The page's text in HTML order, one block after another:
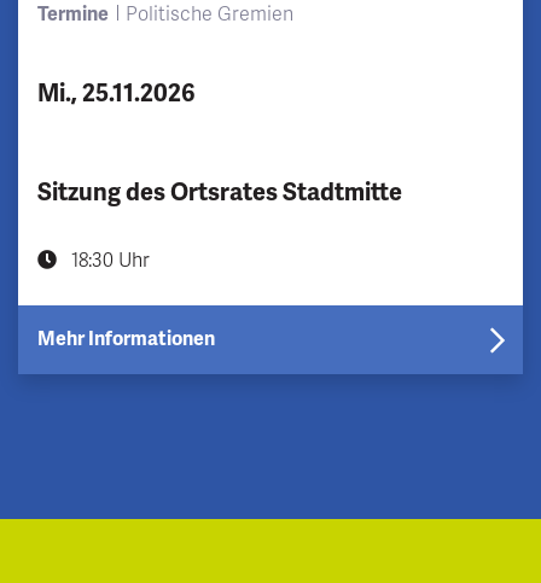
Termine Politische Gremien
Mi., 25.11.2026
Sitzung des Ortsrates Stadtmitte
18:30 Uhr
Mehr Informationen